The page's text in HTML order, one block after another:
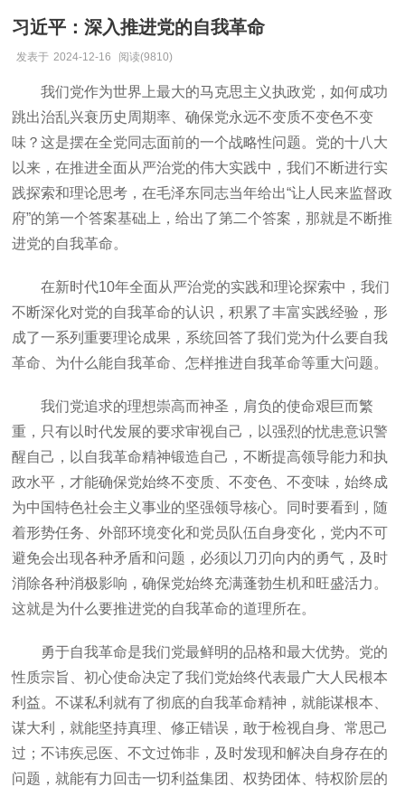
习近平：深入推进党的自我革命
发表于 2024-12-16 阅读(9810)
我们党作为世界上最大的马克思主义执政党，如何成功
跳出治乱兴衰历史周期率、确保党永远不变质不变色不变
味？这是摆在全党同志面前的一个战略性问题。党的十八大
以来，在推进全面从严治党的伟大实践中，我们不断进行实
践探索和理论思考，在毛泽东同志当年给出“让人民来监督政
府”的第一个答案基础上，给出了第二个答案，那就是不断推
进党的自我革命。
在新时代10年全面从严治党的实践和理论探索中，我们
不断深化对党的自我革命的认识，积累了丰富实践经验，形
成了一系列重要理论成果，系统回答了我们党为什么要自我
革命、为什么能自我革命、怎样推进自我革命等重大问题。
我们党追求的理想崇高而神圣，肩负的使命艰巨而繁
重，只有以时代发展的要求审视自己，以强烈的忧患意识警
醒自己，以自我革命精神锻造自己，不断提高领导能力和执
政水平，才能确保党始终不变质、不变色、不变味，始终成
为中国特色社会主义事业的坚强领导核心。同时要看到，随
着形势任务、外部环境变化和党员队伍自身变化，党内不可
避免会出现各种矛盾和问题，必须以刀刃向内的勇气，及时
消除各种消极影响，确保党始终充满蓬勃生机和旺盛活力。
这就是为什么要推进党的自我革命的道理所在。
勇于自我革命是我们党最鲜明的品格和最大优势。党的
性质宗旨、初心使命决定了我们党始终代表最广大人民根本
利益。不谋私利就有了彻底的自我革命精神，就能谋根本、
谋大利，就能坚持真理、修正错误，敢于检视自身、常思己
过；不讳疾忌医、不文过饰非，及时发现和解决自身存在的
问题，就能有力回击一切利益集团、权势团体、特权阶层的